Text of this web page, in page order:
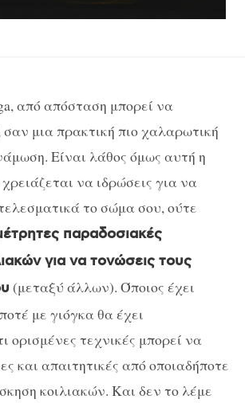
από απόσταση μπορεί να
μια πρακτική πιο χαλαρωτική
Είναι λάθος όμως αυτή η
να ιδρώσεις για να
το σώμα σου, ούτε
παραδοσιακές
για να τονώσεις τους
(μεταξύ άλλων). Όποιος έχει
με γιόγκα θα έχει
ορισμένες τεχνικές μπορεί να
και απαιτητικές από οποιαδήποτε
κοιλιακών. Και δεν το λέμε